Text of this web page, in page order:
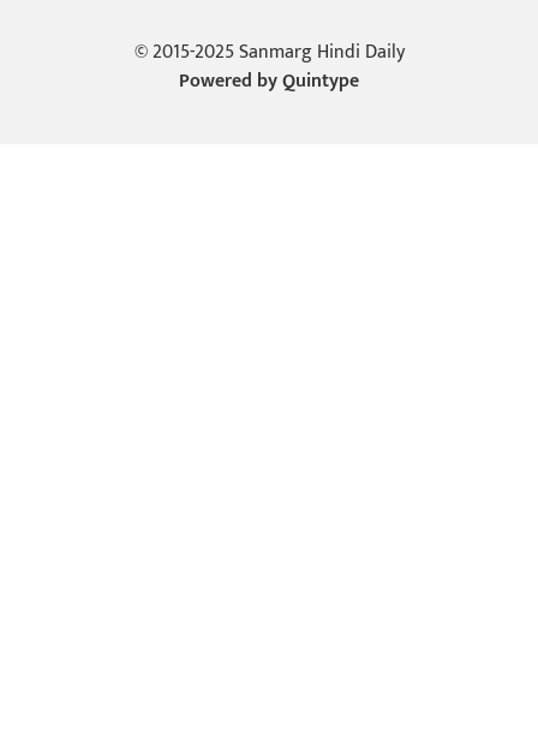
© 2015-2025 Sanmarg Hindi Daily
Powered byQuintype